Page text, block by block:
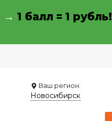
→ 1 балл = 1 рубль!
Ваш регион:
Новосибирск